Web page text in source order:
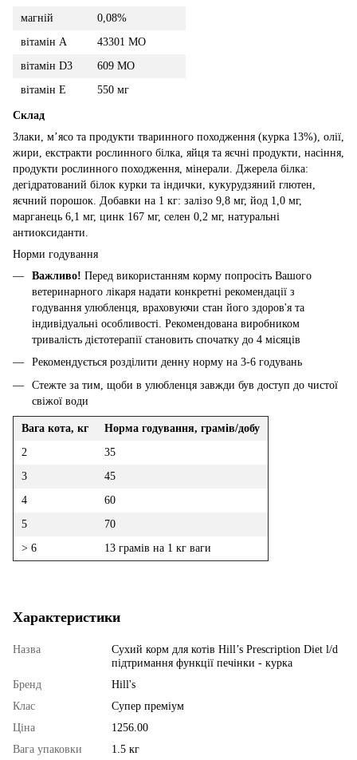
магній
0,08%
вітамін А
43301 МО
вітамін D3
609 МО
вітамін E
550 мг
Склад
Злаки, м’ясо та продукти тваринного походження (курка 13%), олії,
жири, екстракти рослинного білка, яйця та яєчні продукти, насіння,
продукти рослинного походження, мінерали. Джерела білка:
дегідратований білок курки та індички, кукурудзяний глютен,
яєчний порошок. Добавки на 1 кг: залізо 9,8 мг, йод 1,0 мг,
марганець 6,1 мг, цинк 167 мг, селен 0,2 мг, натуральні
антиоксиданти.
Норми годування
Важливо! Перед використанням корму попросіть Вашого
ветеринарного лікаря надати конкретні рекомендації з
годування улюбленця, враховуючи стан його здоров'я та
індивідуальні особливості. Рекомендована виробником
тривалість дієтотерапії становить спочатку до 4 місяців
Рекомендується розділити денну норму на 3-6 годувань
Стежте за тим, щоби в улюбленця завжди був доступ до чистої
свіжої води
Вага кота, кг
Норма годування, грамів/добу
2
35
3
45
4
60
5
70
> 6
13 грамів на 1 кг ваги
Характеристики
Назва
Сухий корм для котів Hill’s Prescription Diet l/d
підтримання функції печінки - курка
Бренд
Hill's
Клас
Супер преміум
Ціна
1256.00
Вага упаковки
1.5 кг